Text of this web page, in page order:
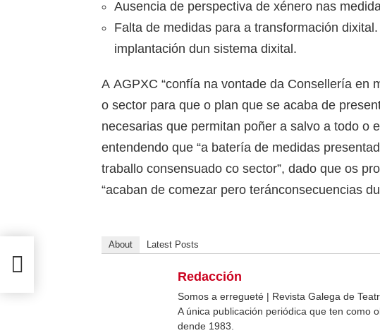
Ausencia de perspectiva de xénero nas
Falta de medidas para a transformación
implantación dun sistema dixital.
A AGPXC “confía na vontade da Consellería en
o sector para que o plan que se acaba de
necesarias que permitan poñer a salvo a todo o
entendendo que “a batería de medidas
traballo consensuado co sector”, dado que os
“acaban de comezar pero teránconsecuencias
About Latest Posts
Redacción
Somos a erregueté | Revista Galega de
A única publicación periódica que ten como
dende 1983.